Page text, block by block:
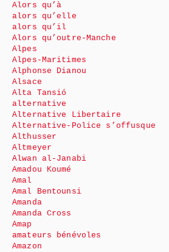
Alors qu’à
alors qu’elle
alors qu’il
Alors qu’outre-Manche
Alpes
Alpes-Maritimes
Alphonse Dianou
Alsace
Alta Tansió
alternative
Alternative Libertaire
Alternative-Police s’offusque
Althusser
Altmeyer
Alwan al-Janabi
Amadou Koumé
Amal
Amal Bentounsi
Amanda
Amanda Cross
Amap
amateurs bénévoles
Amazon